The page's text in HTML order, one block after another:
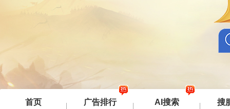
首页 广告排行 AI搜索 搜